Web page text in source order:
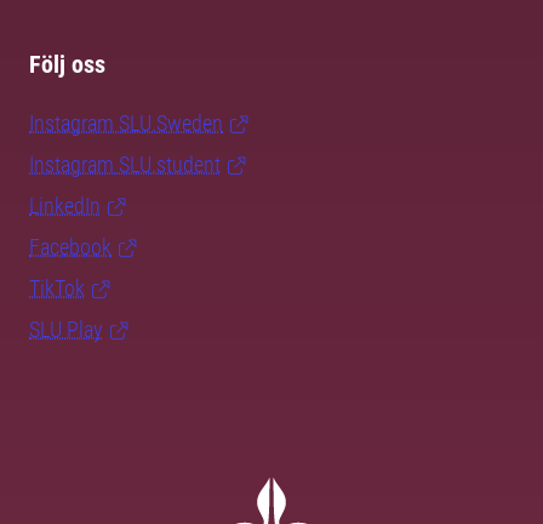
Följ oss
Instagram SLU.Sweden
Instagram SLU.student
LinkedIn
Facebook
TikTok
SLU Play